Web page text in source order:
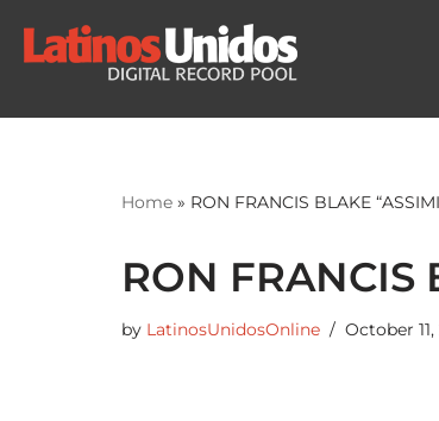
Skip
Home » RON FRANCIS BLAKE
RON FRANCIS
by LatinosUnidosOnline October 11,